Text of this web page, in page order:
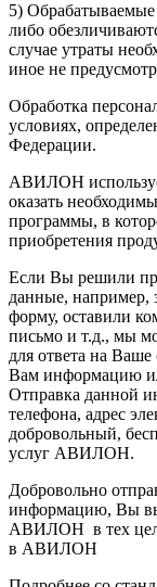
5)
либо
случае утраты
иное не
Обработка
условиях,
Федерации.
АВИЛОН
оказать
программы, в
приобретения
Если Вы решили
данные, например,
форму, оставили
письмо и т.д., мы
для ответа на
Вам информацию
Отправка данной
телефона, адрес
добровольный,
услуг АВИЛОН.
Добровольно
информацию, Вы
АВИЛОН в тех
в АВИЛОН